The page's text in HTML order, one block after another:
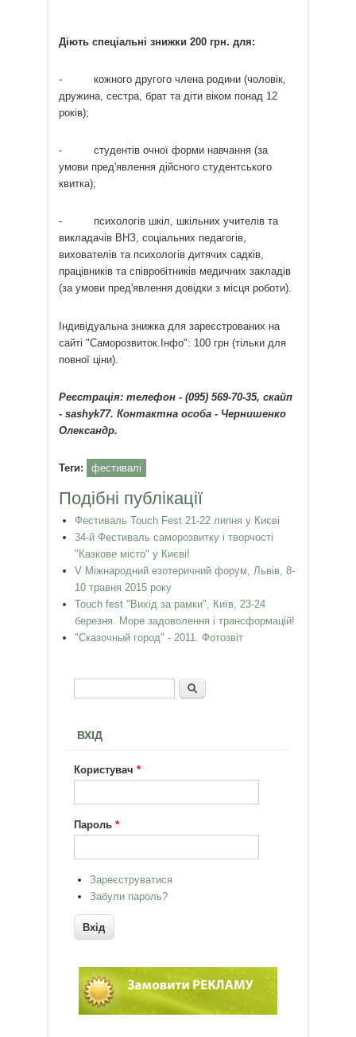
Діють спеціальні знижки 200 грн. для:
- кожного другого члена родини (чоловік,
дружина, сестра, брат та діти віком понад 12
років);
- студентів очної форми навчання (за
умови пред'явлення дійсного студентського
квитка);
- психологів шкіл, шкільних учителів та
викладачів ВНЗ, соціальних педагогів,
вихователів та психологів дитячих садків,
працівників та співробітників медичних закладів
(за умови пред'явлення довідки з місця роботи).
Індивідуальна знижка для зареєстрованих на
сайті "Саморозвиток.Інфо": 100 грн (тільки для
повної ціни).
Реєстрація: телефон - (095) 569-70-35, скайп
- sashyk77. Контактна особа - Чернишенко
Олександр.
Теги: фестивалі
Подібні публікації
Фестиваль Touch Fest 21-22 липня у Києві
34-й Фестиваль саморозвитку і творчості
"Казкове місто" у Києві!
V Міжнародний езотеричний форум, Львів, 8-
10 травня 2015 року
Touch fest "Вихід за рамки", Київ, 23-24
березня. Море задоволення і трансформацій!
"Сказочный город" - 2011. Фотозвіт
Пошукова форма
Пошук
ВХІД
Користувач*
Пароль*
Зареєструватися
Забули пароль?